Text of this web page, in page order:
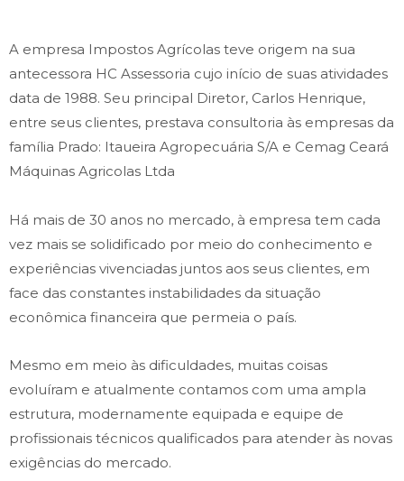
A empresa Impostos Agrícolas teve origem na sua
antecessora HC Assessoria cujo início de suas atividades
data de 1988. Seu principal Diretor, Carlos Henrique,
entre seus clientes, prestava consultoria às empresas da
família Prado: Itaueira Agropecuária S/A e Cemag Ceará
Máquinas Agricolas Ltda
Há mais de 30 anos no mercado, à empresa tem cada
vez mais se solidificado por meio do conhecimento e
experiências vivenciadas juntos aos seus clientes, em
face das constantes instabilidades da situação
econômica financeira que permeia o país.
Mesmo em meio às dificuldades, muitas coisas
evoluíram e atualmente contamos com uma ampla
estrutura, modernamente equipada e equipe de
profissionais técnicos qualificados para atender às novas
exigências do mercado.